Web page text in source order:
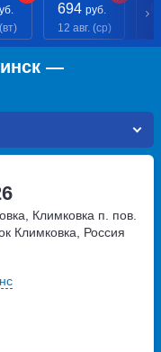
694 руб.
12 авг. (ср)
—
Климковка п. пов.
Климковка, Россия